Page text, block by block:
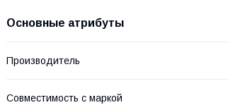
Основные атрибуты
Производитель
Совместимость с маркой